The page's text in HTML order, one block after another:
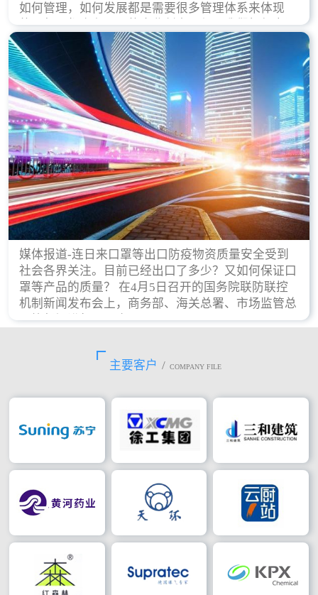
如何管理，如何发展都是需要很多管理体系来体现
的，每天都会有不同的企业创立，但是我们如何去证
实一个企业的合法，有质量保证了？这就是ISO9001
认证体现价值的时候，那么键锋小编就来细说下企业
做ISO9001认证的根本原因。
媒体报道-连日来口罩等出口防疫物资质量安全受到
社会各界关注。目前已经出口了多少？又如何保证口
罩等产品的质量？ 在4月5日召开的国务院联防联控
机制新闻发布会上，商务部、海关总署、市场监管总
局等部门进行了回应。
主要客户 / COMPANY FILE